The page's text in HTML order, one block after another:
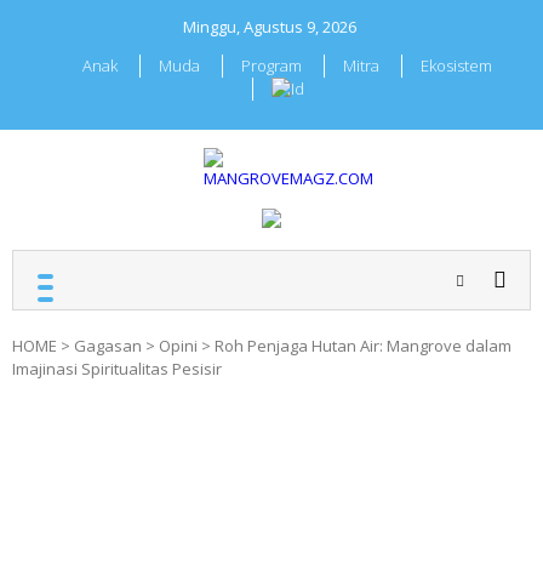
Minggu, Agustus 9, 2026
Anak
Muda Program Mitra Ekosistem
MANGROVEMAGZ.COM
Majalah Mangrover
HOME > Gagasan > Opini > Roh Penjaga Hutan Air: Mangrove dalam
Imajinasi Spiritualitas Pesisir